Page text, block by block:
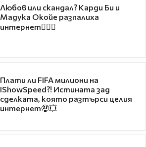
Любов или скандал? Карди Би и
Мадука Окойе разпалиха
интернет❤️‍🔥🔥
Плати ли FIFA милиони на
IShowSpeed?! Истината зад
сделката, която разтърси целия
интернет🤑💥